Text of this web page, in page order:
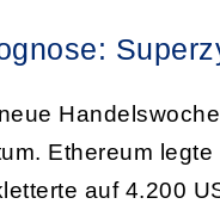
Ethereum
auf 4.200